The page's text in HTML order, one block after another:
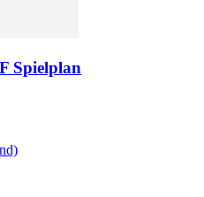
Spielplan